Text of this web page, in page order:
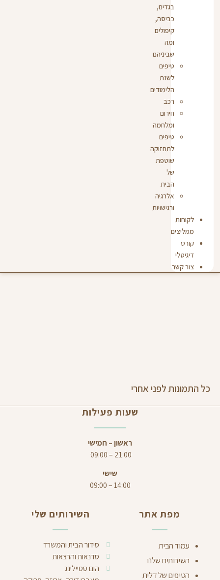
בגדים,
כביסה,
קיפולים
ומה
שביניהם
טיפים
לשנת
הלימודים
רכב
חירום
ומלחמה
טיפים
לתחזוקה
שוטפת
של
הבית
אלרגיה
ורגישויות
לקוחות
ממליצים
קורס
דיגיטלי
צור קשר
כל התמונותלפניאחרי
שעות פעילות
ראשון – חמישי
21:00 – 09:00
שישי
14:00 – 09:00
מפת אתר
עמוד הבית
השירותים שלנו
הטיפים של דלית
השירותים שלי
סידור הבית והמשרד
סדנאות והרצאות
הום סטיילינג